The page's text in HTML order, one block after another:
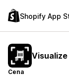
Shopify App
Cena